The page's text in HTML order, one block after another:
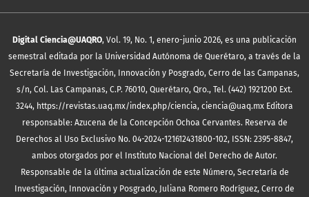
Digital Ciencia@UAQRO, Vol. 19, No. 1, enero-junio 2026, es una publicación
semestral editada por la Universidad Autónoma de Querétaro, a través de la
Secretaría de Investigación, Innovación y Posgrado, Cerro de las Campanas,
s/n, Col. Las Campanas, C.P. 76010, Querétaro, Qro., Tel. (442) 1921200 Ext.
3244, https://revistas.uaq.mx/index.php/ciencia, ciencia@uaq.mx Editora
responsable: Azucena de la Concepción Ochoa Cervantes. Reserva de
Derechos al Uso Exclusivo No. 04-2024-121612431800-102, ISSN: 2395-8847,
ambos otorgados por el Instituto Nacional del Derecho de Autor.
Responsable de la última actualización de este Número, Secretaría de
Investigación, Innovación y Posgrado, Juliana Romero Rodríguez, Cerro de